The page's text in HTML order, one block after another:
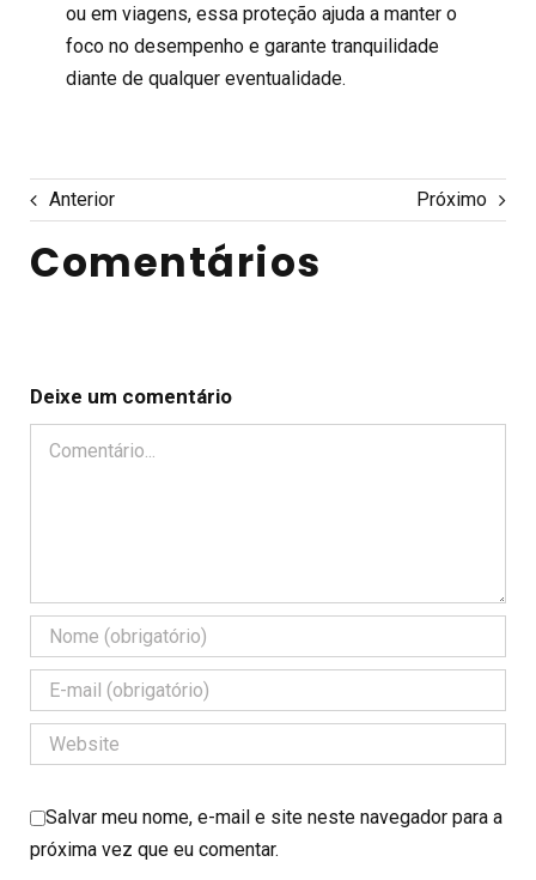
ou em viagens, essa proteção ajuda a manter o
foco no desempenho e garante tranquilidade
diante de qualquer eventualidade.
Anterior Próximo
Comentários
Deixe um comentário
Comentário
Salvar meu nome, e-mail e site neste navegador para a
próxima vez que eu comentar.